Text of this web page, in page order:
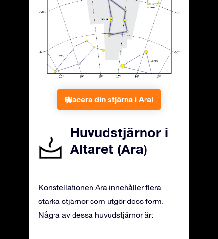
Placera din stjärna i Ara!
Huvudstjärnor i
Altaret (Ara)
Konstellationen Ara innehåller flera
starka stjärnor som utgör dess form.
Några av dessa huvudstjärnor är: